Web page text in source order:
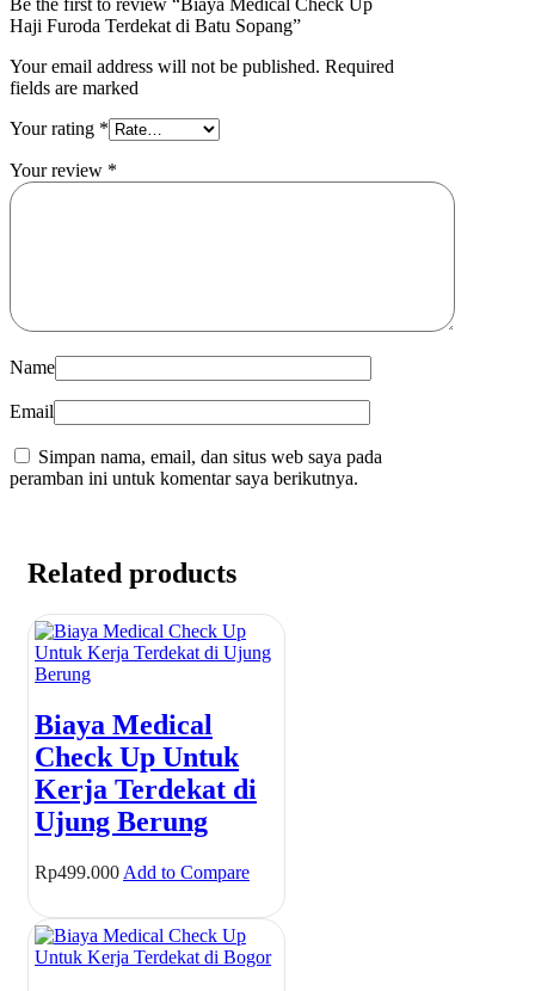
Haji Furoda Terdekat di Batu Sopang”
Your email address will not be published. Required
fields are marked
Your rating *
Your review *
Name
Email
Simpan nama, email, dan situs web saya pada
peramban ini untuk komentar saya berikutnya.
Related products
Biaya Medical
Check Up Untuk
Kerja Terdekat di
Ujung Berung
Rp499.000 Add to Compare